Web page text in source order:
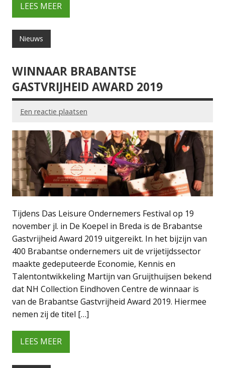
LEES MEER
Nieuws
WINNAAR BRABANTSE
GASTVRIJHEID AWARD 2019
Een reactie plaatsen
Tijdens Das Leisure Ondernemers Festival op 19
november jl. in De Koepel in Breda is de Brabantse
Gastvrijheid Award 2019 uitgereikt. In het bijzijn van
400 Brabantse ondernemers uit de vrijetijdssector
maakte gedeputeerde Economie, Kennis en
Talentontwikkeling Martijn van Gruijthuijsen bekend
dat NH Collection Eindhoven Centre de winnaar is
van de Brabantse Gastvrijheid Award 2019. Hiermee
nemen zij de titel […]
LEES MEER